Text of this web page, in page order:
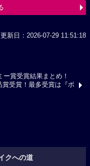
新日：2026-07-29 11:51:18
ー賞受賞結果まとめ！
賞受賞！最多受賞は『ボ
クへの道